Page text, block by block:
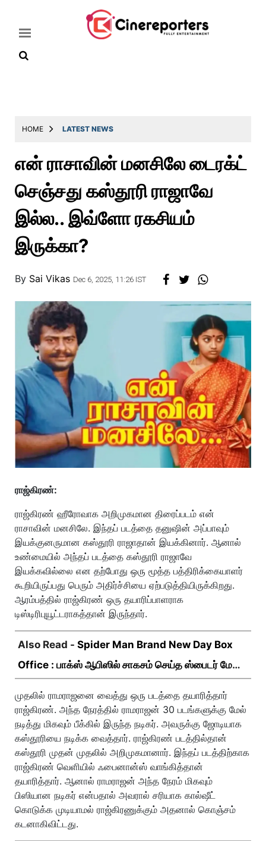
Latest
Throwback
Television
Reviews
Photos
Story
HOME LATEST NEWS
என் ராசாவின் மனசிலே டைரக்ட்
செஞ்சது கஸ்தூரி ராஜாவே
இல்ல.. இவ்ளோ ரகசியம்
இருக்கா?
By Sai Vikas Dec 6, 2025, 11:26 IST
ராஜ்கிரண்:
ராஜ்கிரண் ஹீரோவாக அறிமுகமான திரைப்படம் என்
ராசாவின் மனசிலே. இந்தப் படத்தை தனுஷின் அப்பாவும்
இயக்குனருமான கஸ்தூரி ராஜாதான் இயக்கினார். ஆனால்
உண்மையில் அந்தப் படத்தை கஸ்தூரி ராஜாவே
இயக்கவில்லை என தற்போது ஒரு மூத்த பத்திரிக்கையாளர்
கூறியிருப்பது பெரும் அதிர்ச்சியை ஏற்படுத்தியிருக்கிறது.
ஆரம்பத்தில் ராஜ்கிரண் ஒரு தயாரிப்பாளராக
டிஸ்டிரிபுயூட்டராகத்தான் இருந்தார்.
Also Read - Spider Man Brand New Day Box
Office : பாக்ஸ் ஆபிஸில் சாகசம் செய்த ஸ்பைடர் மேன்
முதலில் ராமராஜனை வைத்து ஒரு படத்தை தயாரித்தார்
ராஜ்கிரண். அந்த நேரத்தில் ராமராஜன் 30 படங்களுக்கு மேல்
நடித்து மிகவும் பீக்கில் இருந்த நடிகர். அவருக்கு ஜோடியாக
கஸ்தூரியை நடிக்க வைத்தார். ராஜ்கிரண் படத்தில்தான்
கஸ்தூரி முதன் முதலில் அறிமுகமானார். இந்தப் படத்திற்காக
ராஜ்கிரண் வெளியில் ஃபைனான்ஸ் வாங்கித்தான்
தயாரித்தார். ஆனால் ராமராஜன் அந்த நேரம் மிகவும்
பிஸியான நடிகர் என்பதால் அவரால் சரியாக கால்ஷீட்
கொடுக்க முடியாமல் ராஜ்கிரணுக்கும் அதனால் கொஞ்சம்
கடனாகிவிட்டது.